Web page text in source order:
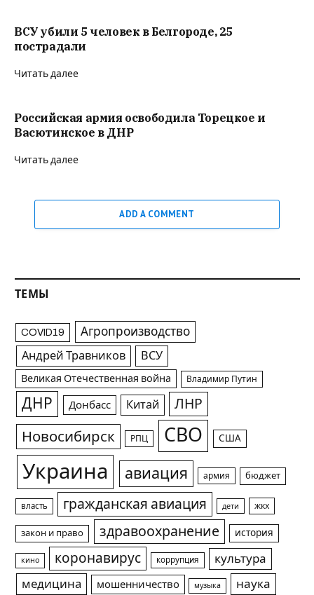
ВСУ убили 5 человек в Белгороде, 25
пострадали
Читать далее
Российская армия освободила Торецкое и
Васютинское в ДНР
Читать далее
ADD A COMMENT
ТЕМЫ
COVID19 Агропроизводство
Андрей Травников ВСУ
Великая Отечественная война Владимир Путин
ДНР Донбасс Китай ЛНР
Новосибирск РПЦ СВО США
Украина авиация армия бюджет
власть гражданская авиация дети жкх
закон и право здравоохранение история
кино коронавирус коррупция
культура
медицина
мошенничество музыка
наука